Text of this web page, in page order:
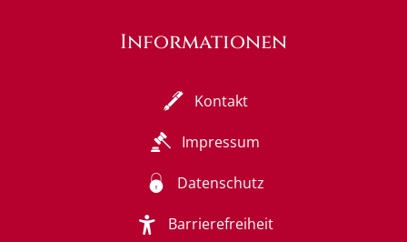
Informationen
Kontakt
Impressum
Datenschutz
Barrierefreiheit